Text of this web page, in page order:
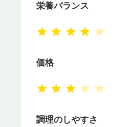
栄養バランス
⭐⭐⭐⭐
価格
⭐⭐⭐
調理のしやすさ